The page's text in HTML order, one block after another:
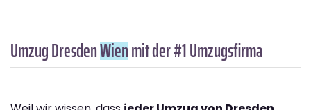
Umzug DresdenWienmit der #1 Umzugsfirma